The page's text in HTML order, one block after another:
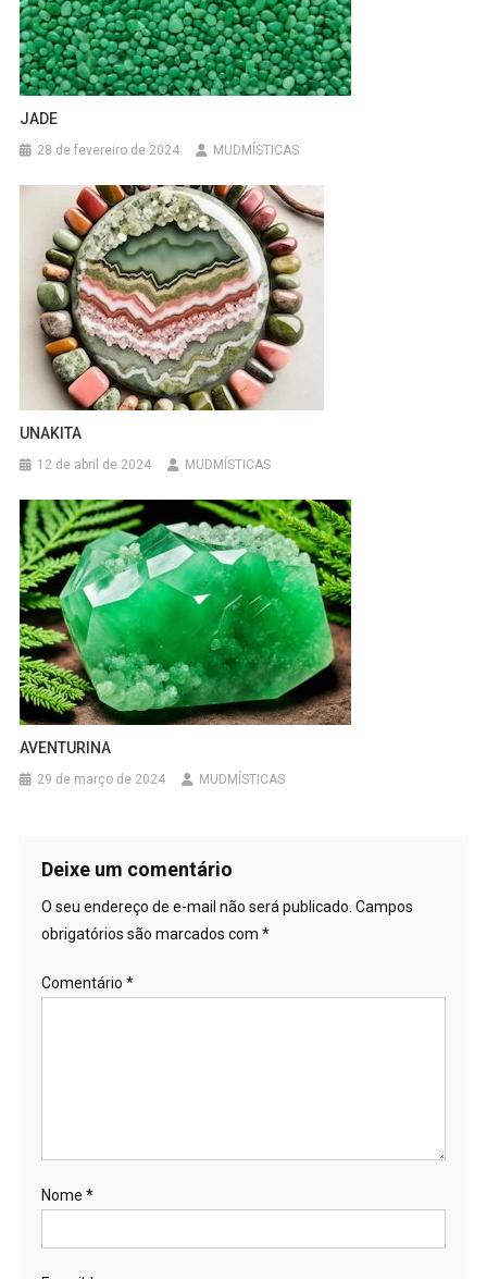
JADE
28 de fevereiro de 2024 MUDMÍSTICAS
UNAKITA
12 de abril de 2024 MUDMÍSTICAS
AVENTURINA
29 de março de 2024 MUDMÍSTICAS
Deixe um comentário
O seu endereço de e-mail não será publicado. Campos
obrigatórios são marcados com *
Comentário *
Nome *